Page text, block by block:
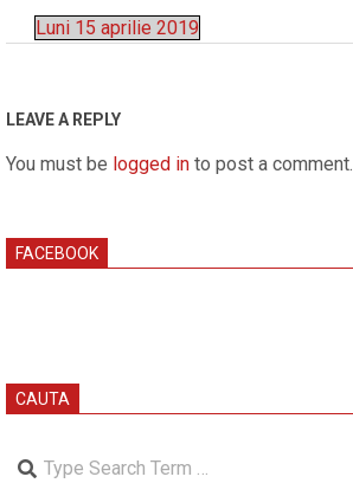
Luni 15 aprilie 2019
15
LEAVE A REPLY
You must be logged in to post a comment.
FACEBOOK
CAUTA
Search